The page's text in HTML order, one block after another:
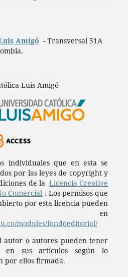
Amigó - Transversal 51A
Luis Amigó
individuales que en esta se
por las leyes de copyright y
de la Licencia Creative
Comercial . Los permisos que
por esta licencia pueden
en
modules/fondoeditorial/
autor o autores pueden tener
en sus artículos según lo
por ellos firmada.